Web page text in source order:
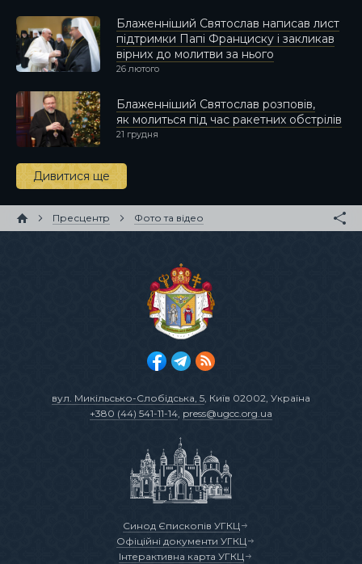
Блаженніший Святослав написав лист
підтримки Папі Франциску і закликав
вірних до молитви за нього
26 лютого
Блаженніший Святослав розповів,
як молиться під час ракетних обстрілів
21 грудня
Дивитися ще
Пресцентр Фото та відео
вул. Микільсько-Слобідська, 5, Київ 02002, Україна
+380 (44) 541-11-14, press@ugcc.org.ua
Синод Єпископів УГКЦ
Офіційні документи УГКЦ
Інтерактивна карта УГКЦ